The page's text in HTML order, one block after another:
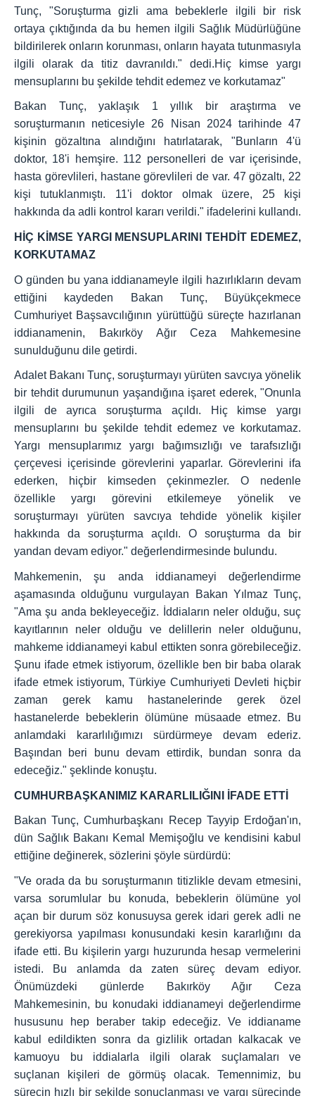
Tunç, "Soruşturma gizli ama bebeklerle ilgili bir risk
ortaya çıktığında da bu hemen ilgili Sağlık Müdürlüğüne
bildirilerek onların korunması, onların hayata tutunmasıyla
ilgili olarak da titiz davranıldı." dedi.Hiç kimse yargı
mensuplarını bu şekilde tehdit edemez ve korkutamaz"
Bakan Tunç, yaklaşık 1 yıllık bir araştırma ve
soruşturmanın neticesiyle 26 Nisan 2024 tarihinde 47
kişinin gözaltına alındığını hatırlatarak, "Bunların 4'ü
doktor, 18'i hemşire. 112 personelleri de var içerisinde,
hasta görevlileri, hastane görevlileri de var. 47 gözaltı, 22
kişi tutuklanmıştı. 11'i doktor olmak üzere, 25 kişi
hakkında da adli kontrol kararı verildi." ifadelerini kullandı.
HİÇ KİMSE YARGI MENSUPLARINI TEHDİT EDEMEZ,
KORKUTAMAZ
O günden bu yana iddianameyle ilgili hazırlıkların devam
ettiğini kaydeden Bakan Tunç, Büyükçekmece
Cumhuriyet Başsavcılığının yürüttüğü süreçte hazırlanan
iddianamenin, Bakırköy Ağır Ceza Mahkemesine
sunulduğunu dile getirdi.
Adalet Bakanı Tunç, soruşturmayı yürüten savcıya yönelik
bir tehdit durumunun yaşandığına işaret ederek, "Onunla
ilgili de ayrıca soruşturma açıldı. Hiç kimse yargı
mensuplarını bu şekilde tehdit edemez ve korkutamaz.
Yargı mensuplarımız yargı bağımsızlığı ve tarafsızlığı
çerçevesi içerisinde görevlerini yaparlar. Görevlerini ifa
ederken, hiçbir kimseden çekinmezler. O nedenle
özellikle yargı görevini etkilemeye yönelik ve
soruşturmayı yürüten savcıya tehdide yönelik kişiler
hakkında da soruşturma açıldı. O soruşturma da bir
yandan devam ediyor." değerlendirmesinde bulundu.
Mahkemenin, şu anda iddianameyi değerlendirme
aşamasında olduğunu vurgulayan Bakan Yılmaz Tunç,
"Ama şu anda bekleyeceğiz. İddiaların neler olduğu, suç
kayıtlarının neler olduğu ve delillerin neler olduğunu,
mahkeme iddianameyi kabul ettikten sonra görebileceğiz.
Şunu ifade etmek istiyorum, özellikle ben bir baba olarak
ifade etmek istiyorum, Türkiye Cumhuriyeti Devleti hiçbir
zaman gerek kamu hastanelerinde gerek özel
hastanelerde bebeklerin ölümüne müsaade etmez. Bu
anlamdaki kararlılığımızı sürdürmeye devam ederiz.
Başından beri bunu devam ettirdik, bundan sonra da
edeceğiz." şeklinde konuştu.
CUMHURBAŞKANIMIZ KARARLILIĞINI İFADE ETTİ
Bakan Tunç, Cumhurbaşkanı Recep Tayyip Erdoğan'ın,
dün Sağlık Bakanı Kemal Memişoğlu ve kendisini kabul
ettiğine değinerek, sözlerini şöyle sürdürdü:
"Ve orada da bu soruşturmanın titizlikle devam etmesini,
varsa sorumlular bu konuda, bebeklerin ölümüne yol
açan bir durum söz konusuysa gerek idari gerek adli ne
gerekiyorsa yapılması konusundaki kesin kararlığını da
ifade etti. Bu kişilerin yargı huzurunda hesap vermelerini
istedi. Bu anlamda da zaten süreç devam ediyor.
Önümüzdeki günlerde Bakırköy Ağır Ceza
Mahkemesinin, bu konudaki iddianameyi değerlendirme
hususunu hep beraber takip edeceğiz. Ve iddianame
kabul edildikten sonra da gizlilik ortadan kalkacak ve
kamuoyu bu iddialarla ilgili olarak suçlamaları ve
suçlanan kişileri de görmüş olacak. Temennimiz, bu
sürecin hızlı bir şekilde sonuçlanması ve yargı sürecinde